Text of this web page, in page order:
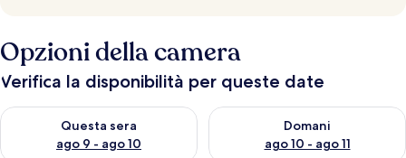
Opzioni della camera
Verifica la disponibilità per queste date
Questa sera
ago 9 - ago 10
Verifica la disponibilità per questa sera, ago 9 - ago 10
Domani
ago 10 - ago 11
Verifica la disponibilità per